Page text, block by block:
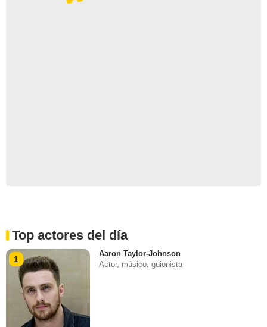
Top actores del día
1
Aaron Taylor-Johnson
Actor, músico, guionista